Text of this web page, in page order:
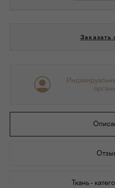
Заказать
Ткань -